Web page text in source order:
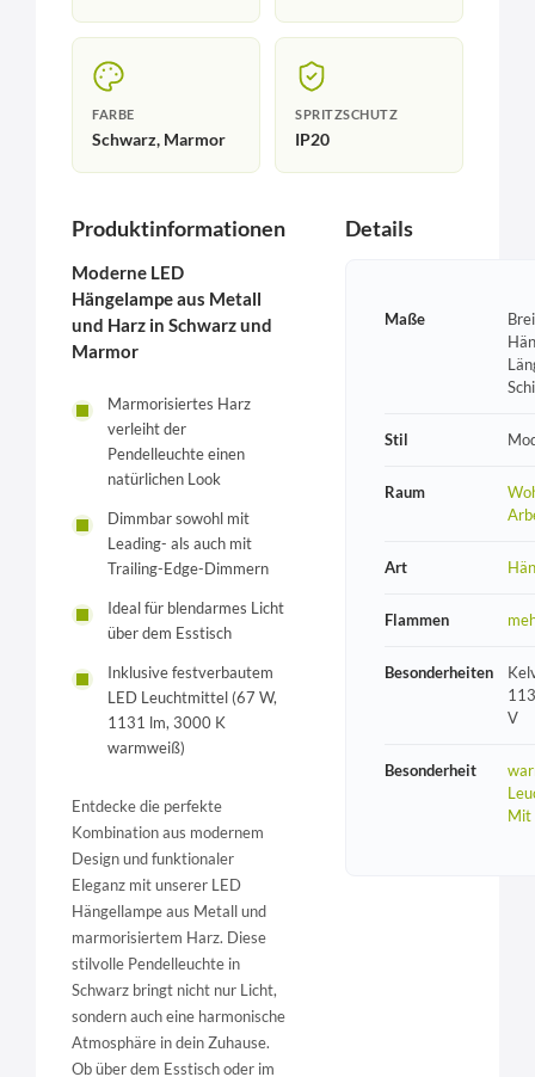
FARBE
Schwarz, Marmor
SPRITZSCHUTZ
IP20
Produktinformationen
Moderne LED
Hängelampe aus Metall
und Harz in Schwarz und
Marmor
Marmorisiertes Harz
verleiht der
Pendelleuchte einen
natürlichen Look
Dimmbar sowohl mit
Leading- als auch mit
Trailing-Edge-Dimmern
Ideal für blendarmes Licht
über dem Esstisch
Inklusive festverbautem
LED Leuchtmittel (67 W,
1131 lm, 3000 K
warmweiß)
Entdecke die perfekte
Kombination aus modernem
Design und funktionaler
Eleganz mit unserer LED
Hängellampe aus Metall und
marmorisiertem Harz. Diese
stilvolle Pendelleuchte in
Schwarz bringt nicht nur Licht,
sondern auch eine harmonische
Atmosphäre in dein Zuhause.
Ob über dem Esstisch oder im
Details
Maße
Stil
Raum
Art
Flammen
Besonderheiten
V
Besonderheit
Mit